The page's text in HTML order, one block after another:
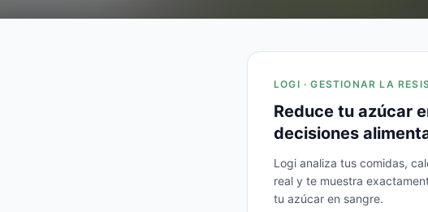
LOGI · GESTIONAR LA
Reduce tu azúcar
decisiones
Logi analiza tus comidas,
real y te muestra
tu azúcar en sangre.